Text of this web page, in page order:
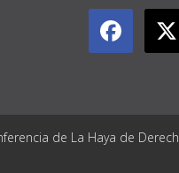
de La Haya de